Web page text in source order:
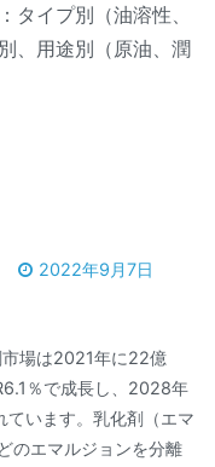
タイプ別（油溶性、
、用途別（原油、潤
2022年9月7日
場は2021年に22億
％で成長し、2028年
います。乳化剤（エマ
のエマルジョンを分離